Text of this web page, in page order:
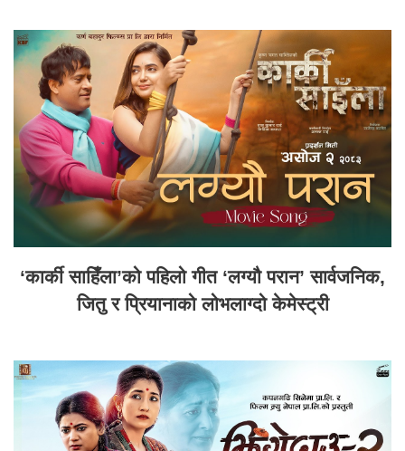
‘कार्की साहिँला’को पहिलो गीत ‘लग्यौ परान’ सार्वजनिक,
जितु र प्रियानाको लोभलाग्दो केमेस्ट्री